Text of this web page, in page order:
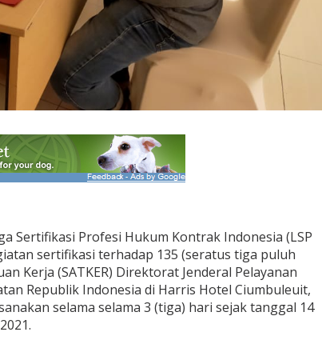
Sertifikasi Profesi Hukum Kontrak Indonesia (LSP
sertifikasi terhadap 135 (seratus tiga puluh
Kerja (SATKER) Direktorat Jenderal Pelayanan
Republik Indonesia di Harris Hotel Ciumbuleuit,
selama selama 3 (tiga) hari sejak tanggal 14